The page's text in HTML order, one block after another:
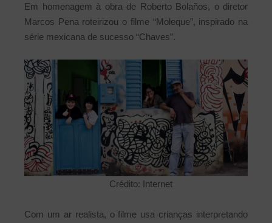
Em homenagem à obra de Roberto Bolaños, o diretor
Marcos Pena roteirizou o filme “Moleque”, inspirado na
série mexicana de sucesso “Chaves”.
Crédito: Internet
Com um ar realista, o filme usa crianças interpretando